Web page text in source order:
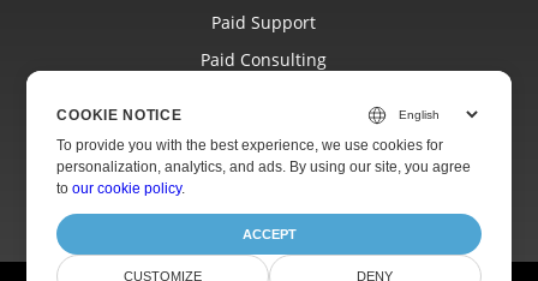
Paid Support
Paid Consulting
Websites
About
COOKIE NOTICE
To provide you with the best experience, we use cookies for
personalization, analytics, and ads. By using our site, you agree
toour cookie policy.
ACCEPT
CUSTOMIZE DENY